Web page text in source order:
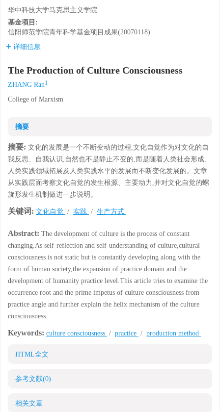
华中科技大学马克思主义学院
基金项目:
信阳师范学院青年科学基金项目成果(20070118)
详细信息
The Production of Culture Consciousness
ZHANG Ran1
College of Marxism
摘要
摘要: 文化的发展是一个不断变动的过程,文化自觉作为对文化的自
我反思、自我认识,自然也不是静止不变的,而是随着人类社会形成、
人类实践领域拓展及人类实践水平的发展而不断变化发展的。文章
从实践层面考察文化自觉的发生根源、主要动力,并对文化自觉的螺
旋形发生机制做进一步说明。
关键词: 文化自觉 / 实践 / 生产方式
Abstract: The development of culture is the process of constant
changing.As self-reflection and self-understanding of culture,cultural
consciousness is not static but is constantly developing along with the
form of human society,the expansion of practice domain and the
development of humanity practice level.This article tries to examine the
occurrence root and the prime impetus of culture consciousness from
practice angle and further explain the helix mechanism of the culture
consciousness.
Keywords: culture consciousness / practice / production method
HTML全文
参考文献(0)
相关文章